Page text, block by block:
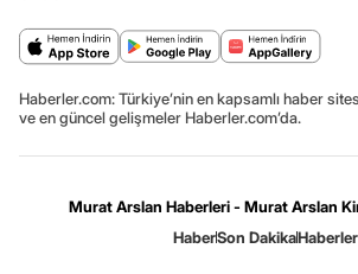
Haberler.com: Türkiye’nin en kapsamlı haber
ve en güncel gelişmeler Haberler.com’da.
Murat Arslan Haberleri - Murat Arslan
HaberSon DakikaHaberler